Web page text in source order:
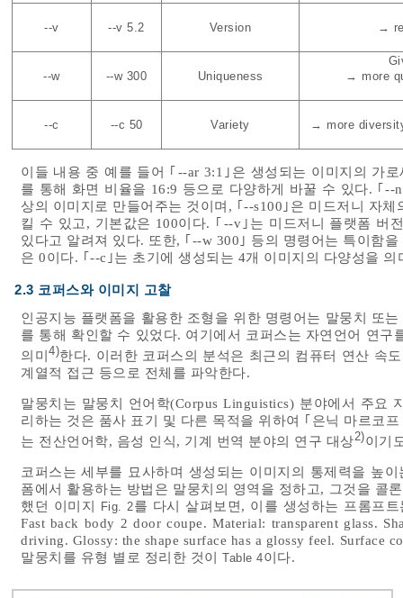
--v --v 5.2 Version →
--w --w 300 Uniqueness
→ more
--c --c 50 Variety
→ more
이들 내용 중 예를 들어 ｢--ar 3:1｣은 생성되는 이미지의 가
를 통해 화면 비율을 16:9 등으로 다양하게 바꿀 수 있다. ｢
상의 이미지로 만들어주는 것이며, ｢--s100｣은 미드저니 자
킬 수 있고, 기본값은 100이다. ｢--v｣는 미드저니 플랫폼 버
있다고 알려져 있다. 또한, ｢--w 300｣ 등의 명령어는 특이함
은 0이다. ｢--c｣는 초기에 생성되는 4개 이미지의 다양성을
2.3 코퍼스와 이미지 고찰
인공지능 플랫폼을 활용한 조형을 위한 명령어는 말뭉치 또
를 통해 확인할 수 있었다. 여기에서 코퍼스는 자연언어 연
의미 4)한다. 이러한 코퍼스의 분석은 최근의 컴퓨터 연산 속
계열적 접근 등으로 전체를 파악한다.
말뭉치는 말뭉치 언어학(Corpus Linguistics) 분야에서 주요
리하는 것은 품사 표기 및 다른 목적을 위하여 ｢은닉 마르코
는 전산언어학, 음성 인식, 기계 번역 분야의 연구 대상2)이기
코퍼스는 세부를 묘사하며 생성되는 이미지의 통제력을 높
폼에서 활용하는 방법은 말뭉치의 영역을 정하고, 그것을 콜
했던 이미지
Fig. 2를 다시 살펴보면, 이를 생성하는 프롬프
Fast back body 2 door coupe. Material: transparent glass.
driving. Glossy: the shape surface has a glossy feel. Surface
말뭉치를 유형 별로 정리한 것이 Table 4이다.